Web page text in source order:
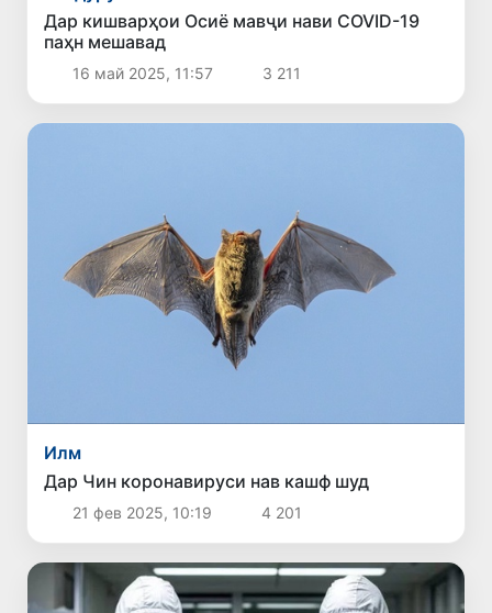
Дар кишварҳои Осиё мавҷи нави COVID-19
паҳн мешавад
16 май 2025, 11:57 3 211
Илм
Дар Чин коронавируси нав кашф шуд
21 фев 2025, 10:19 4 201